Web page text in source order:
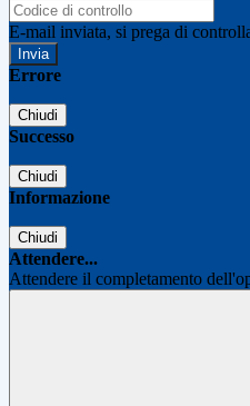
E-mail inviata, si prega di
Errore
Chiudi
Successo
Chiudi
Informazione
Chiudi
Attendere...
Attendere il completamento